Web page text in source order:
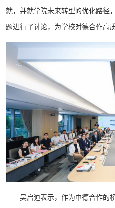
就，并就学院未来转型的优化路径
题进行了讨论，为学校对德合作高
吴启迪表示，作为中德合作的